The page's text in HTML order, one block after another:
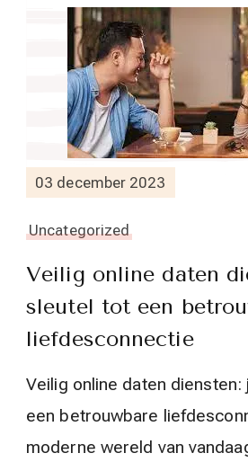
03 december 2023
Uncategorized
Veilig online daten
sleutel tot een
liefdesconnectie
Veilig online daten diensten:
een betrouwbare
moderne wereld van